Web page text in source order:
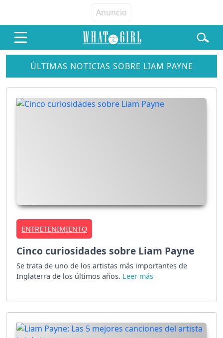
ÚLTIMAS NOTICIAS SOBRE LIAM PAYNE
ENTRETENIMIENTO
Cinco curiosidades sobre Liam Payne
Se trata de uno de los artistas más importantes de
Inglaterra de los últimos años.